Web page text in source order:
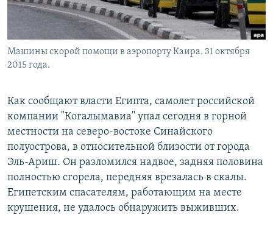
Машины скорой помощи в аэропорту Каира. 31 октября
2015 года.
Как сообщают власти Египта, самолет российской
компании "Когалымавиа" упал сегодня в горной
местности на северо-востоке Синайского
полуострова, в относительной близости от города
Эль-Ариш. Он разломился надвое, задняя половина
полностью сгорела, передняя врезалась в скалы.
Египетским спасателям, работающим на месте
крушения, не удалось обнаружить выживших.